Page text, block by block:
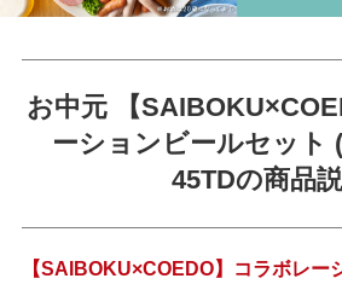
お中元 【
ーションビールセット
45TDの商品
【SAIBOKU×COEDO】コラボレー